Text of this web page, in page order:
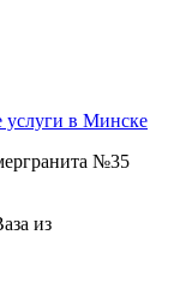
услуги в Минске
№35
из